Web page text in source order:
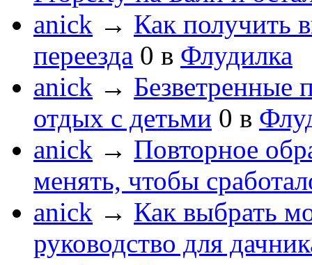
anick → Как получить
переезда 0 в Флудилка
anick → Безветренные
отдых с детьми 0 в
anick → Повторное
менять, чтобы
anick → Как выбрать
руководство для